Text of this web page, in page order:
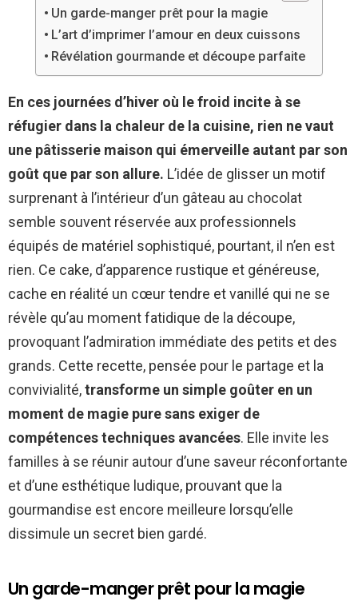
Un garde-manger prêt pour la magie
L’art d’imprimer l’amour en deux cuissons
Révélation gourmande et découpe parfaite
En ces journées d’hiver où le froid incite à se
réfugier dans la chaleur de la cuisine, rien ne vaut
une pâtisserie maison qui émerveille autant par son
goût que par son allure. L’idée de glisser un motif
surprenant à l’intérieur d’un gâteau au chocolat
semble souvent réservée aux professionnels
équipés de matériel sophistiqué, pourtant, il n’en est
rien. Ce cake, d’apparence rustique et généreuse,
cache en réalité un cœur tendre et vanillé qui ne se
révèle qu’au moment fatidique de la découpe,
provoquant l’admiration immédiate des petits et des
grands. Cette recette, pensée pour le partage et la
convivialité,transforme un simple goûter en un
moment de magie pure sans exiger de
compétences techniques avancées. Elle invite les
familles à se réunir autour d’une saveur réconfortante
et d’une esthétique ludique, prouvant que la
gourmandise est encore meilleure lorsqu’elle
dissimule un secret bien gardé.
Un garde-manger prêt pour la magie